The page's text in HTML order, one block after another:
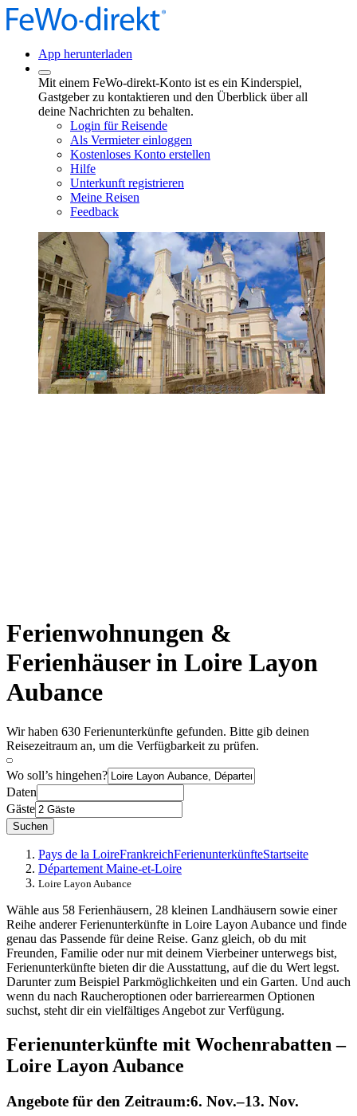
App herunterladen
Mit einem FeWo-direkt-Konto ist es ein Kinderspiel,
Gastgeber zu kontaktieren und den Überblick über all
deine Nachrichten zu behalten.
Login für Reisende
Als Vermieter einloggen
Kostenloses Konto erstellen
Hilfe
Unterkunft registrieren
Meine Reisen
Feedback
Ferienwohnungen &
Ferienhäuser in Loire Layon
Aubance
Wir haben 630 Ferienunterkünfte gefunden. Bitte gib deinen
Reisezeitraum an, um die Verfügbarkeit zu prüfen.
Wo soll’s hingehen?
Daten
Gäste
Suchen
Pays de la LoireFrankreichFerienunterkünfteStartseite
Département Maine-et-Loire
Loire Layon Aubance
Wähle aus 58 Ferienhäusern, 28 kleinen Landhäusern sowie einer
Reihe anderer Ferienunterkünfte in Loire Layon Aubance und finde
genau das Passende für deine Reise. Ganz gleich, ob du mit
Freunden, Familie oder nur mit deinem Vierbeiner unterwegs bist,
Ferienunterkünfte bieten dir die Ausstattung, auf die du Wert legst.
Darunter zum Beispiel Parkmöglichkeiten und ein Garten. Und auch
wenn du nach Raucheroptionen oder barrierearmen Optionen
suchst, steht dir ein vielfältiges Angebot zur Verfügung.
Ferienunterkünfte mit Wochenrabatten –
Loire Layon Aubance
Angebote für den Zeitraum:6. Nov.–13. Nov.